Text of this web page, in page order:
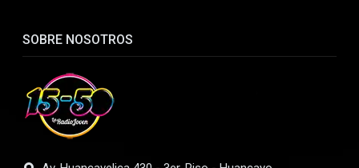
SOBRE NOSOTROS